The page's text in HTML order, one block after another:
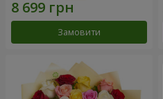
Замовити